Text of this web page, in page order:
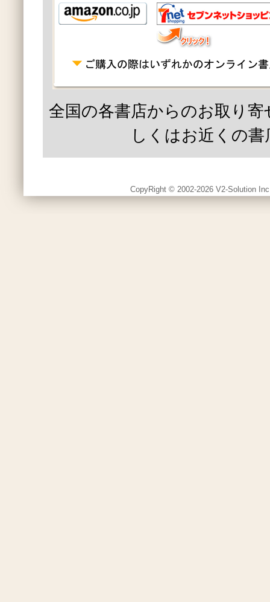
全国の各書店からのお取り
しくはお近くの書
CopyRight © 2002-2026 V2-Solution